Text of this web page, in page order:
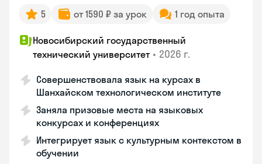
5 от 1590 ₽ за урок 1 год опыта
Новосибирский государственный
технический университет • 2026 г.
Совершенствовала язык на курсах в
Шанхайском технологическом институте
Заняла призовые места на языковых
конкурсах и конференциях
Интегрирует язык с культурным контекстом в
обучении